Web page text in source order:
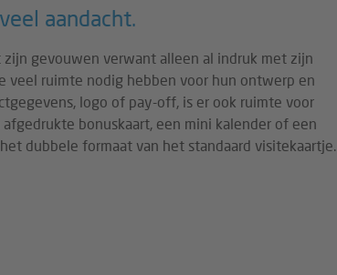
aandacht.
zijn gevouwen verwant alleen al indruk met zijn
veel ruimte nodig hebben voor hun ontwerp en
logo of pay-off, is er ook ruimte voor
bonuskaart, een mini kalender of een
dubbele formaat van het standaard visitekaartje.